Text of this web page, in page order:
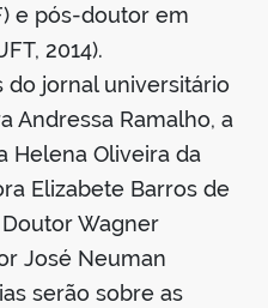
e pós-doutor em
2014).
do jornal universitário
Andressa Ramalho, a
Helena Oliveira da
Elizabete Barros de
Wagner
José Neuman
serão sobre as